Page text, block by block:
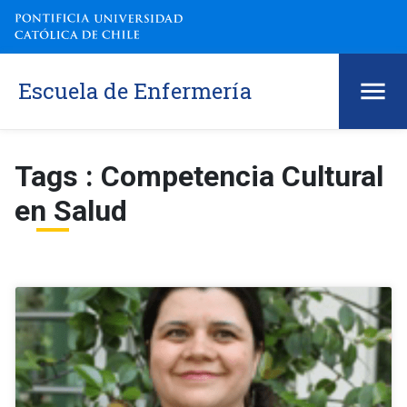
Escuela de Enfermería
Tags : Competencia Cultural
en Salud